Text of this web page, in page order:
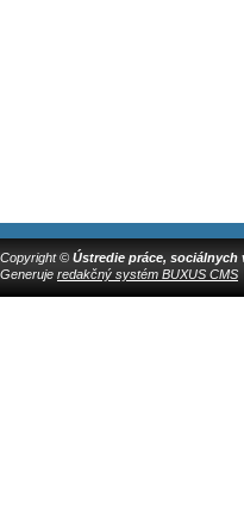
Copyright © Ústredie práce, sociálnych
Generuje redakčný systém BUXUS CMS